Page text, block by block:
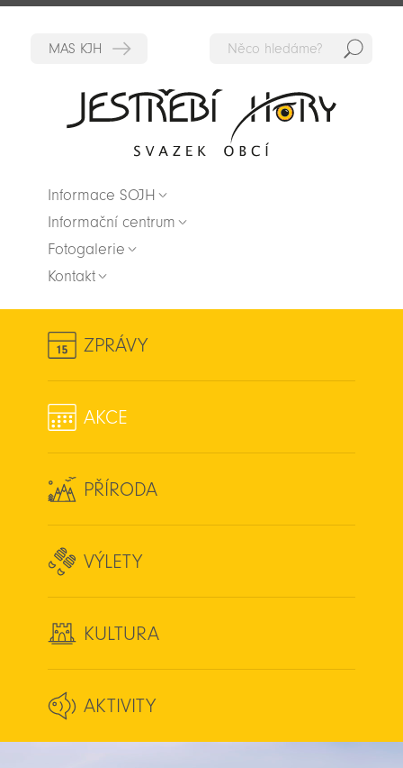
Informace SOJH
Informační centrum
Fotogalerie
Kontakt
ZPRÁVY
AKCE
PŘÍRODA
VÝLETY
KULTURA
AKTIVITY